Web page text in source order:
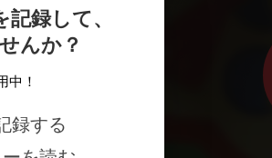
録して、
んか？
中！
録する